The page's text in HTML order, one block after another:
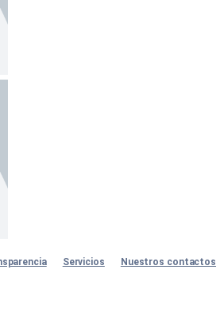
Servicios Nuestros contactos